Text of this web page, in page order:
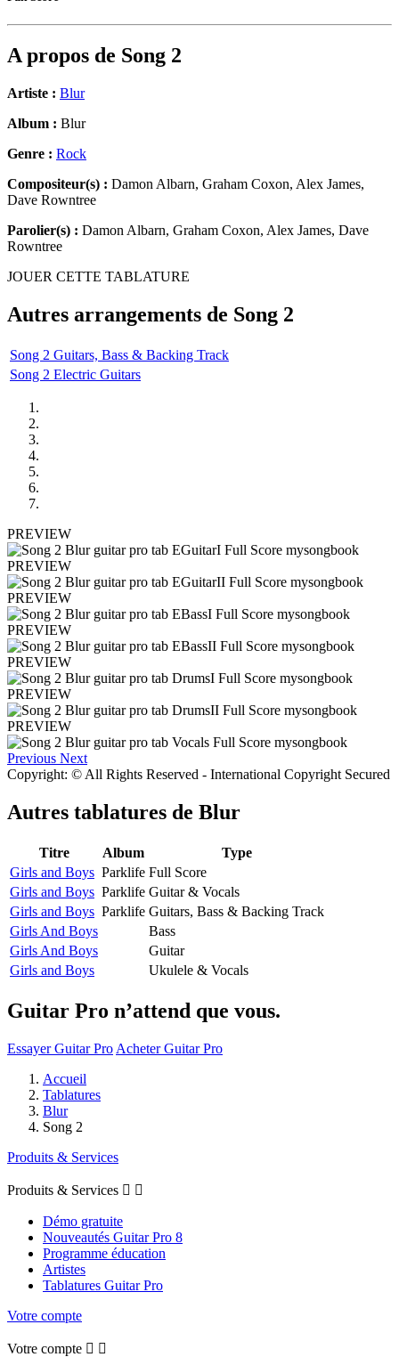
A propos de Song 2
Artiste : Blur
Album : Blur
Genre : Rock
Compositeur(s) : Damon Albarn, Graham Coxon, Alex James,
Dave Rowntree
Parolier(s) : Damon Albarn, Graham Coxon, Alex James, Dave
Rowntree
JOUER CETTE TABLATURE
Autres arrangements de Song 2
Song 2 Guitars, Bass & Backing Track
Song 2 Electric Guitars
PREVIEW
PREVIEW
PREVIEW
PREVIEW
PREVIEW
PREVIEW
PREVIEW
Previous Next
Copyright: © All Rights Reserved - International Copyright Secured
Autres tablatures de Blur
Titre Album
Type
Girls and Boys Parklife Full Score
Girls and Boys Parklife Guitar & Vocals
Girls and Boys Parklife Guitars, Bass & Backing Track
Girls And Boys
Bass
Girls And Boys
Guitar
Girls and Boys
Ukulele & Vocals
Guitar Pro n’attend que vous.
Essayer Guitar Pro Acheter Guitar Pro
Accueil
Tablatures
Blur
Song 2
Produits & Services
Produits & Services  
Démo gratuite
Nouveautés Guitar Pro 8
Programme éducation
Artistes
Tablatures Guitar Pro
Votre compte
Votre compte  